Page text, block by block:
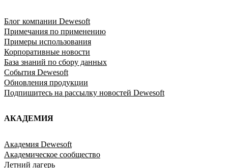
Блог компании Dewesoft
Примечания по применению
Примеры использования
Корпоративные новости
База знаний по сбору данных
События Dewesoft
Обновления продукции
Подпишитесь на рассылку новостей Dewesoft
АКАДЕМИЯ
Академия Dewesoft
Академическое сообщество
Летний лагерь